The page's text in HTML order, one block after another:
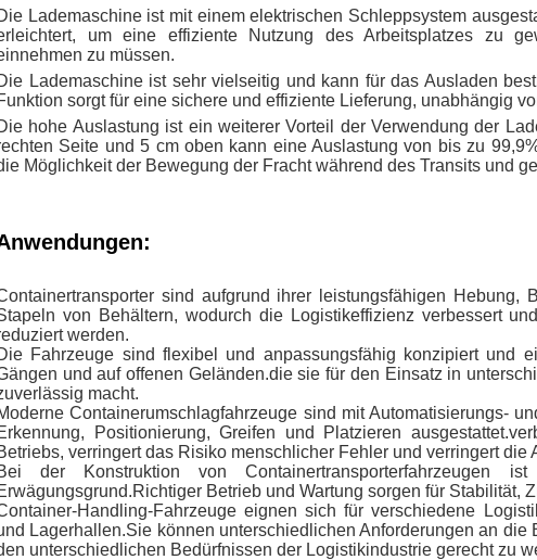
Lademaschine ist mit einem elektrischen Schleppsystem
um eine effiziente Nutzung des Arbeitsplatzes zu
zu müssen.
Lademaschine ist sehr vielseitig und kann für das Ausladen
sorgt für eine sichere und effiziente Lieferung, unabhängig
hohe Auslastung ist ein weiterer Vorteil der Verwendung der
Seite und 5 cm oben kann eine Auslastung von bis zu
Möglichkeit der Bewegung der Fracht während des Transits und
sind aufgrund ihrer leistungsfähigen Hebung,
von Behältern, wodurch die Logistikeffizienz verbessert
werden.
Fahrzeuge sind flexibel und anpassungsfähig konzipiert und
und auf offenen Geländen.die sie für den Einsatz in
macht.
Containerumschlagfahrzeuge sind mit Automatisierungs-
Positionierung, Greifen und Platzieren
verringert das Risiko menschlicher Fehler und verringert die
der Konstruktion von Containertransporterfahrzeugen
Betrieb und Wartung sorgen für Stabilität,
Handling-Fahrzeuge eignen sich für verschiedene
Lagerhallen.Sie können unterschiedlichen Anforderungen an die
unterschiedlichen Bedürfnissen der Logistikindustrie gerecht zu